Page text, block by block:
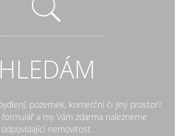
HLEDÁM
pozemek, komerční či jiný prostor?
a my Vám zdarma nalezneme
odpovídající nemovitost.